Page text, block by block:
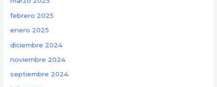
febrero 2025
enero 2025
diciembre 2024
noviembre 2024
septiembre 2024